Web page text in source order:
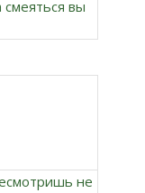
смеяться вы
не